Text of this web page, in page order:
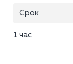
Срок
1 час